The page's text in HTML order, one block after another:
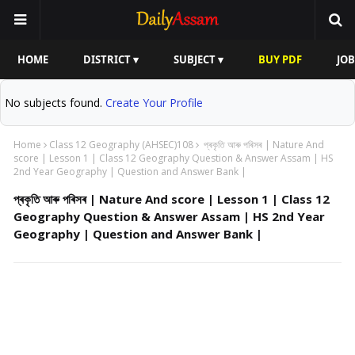
HOME DISTRICT ▾ SUBJECT ▾ BUY PDF
No subjects found. Create Your Profile
Home Class 12 Geography (AHSEC)108
প্ৰকৃতি আৰু পৰিসৰ | Nature And
score | Lesson 1 | Class 12 Geography Question & Answer Assam | HS
2nd Year Geography | Question and Answer Bank |
প্ৰকৃতি আৰু পৰিসৰ | Nature And score | Lesson 1 | Class 12
Geography Question & Answer Assam | HS 2nd Year
Geography | Question and Answer Bank |